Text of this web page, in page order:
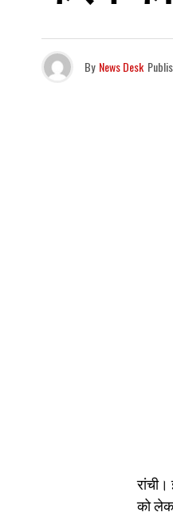
By News Desk
को